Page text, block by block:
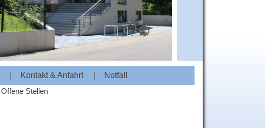
Kontakt & Anfahrt Notfall
Offene Stellen